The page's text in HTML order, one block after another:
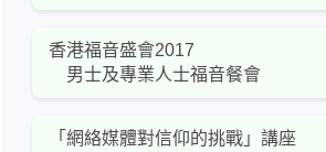
香港福音盛會2017
男士及專業人士福音餐會
「網絡媒體對信仰的挑戰」講座